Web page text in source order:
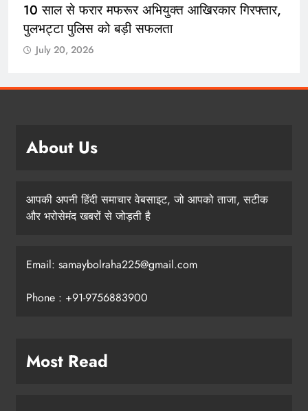
10 साल से फरार मफरूर अभियुक्त आखिरकार गिरफ्तार,
पुलभट्टा पुलिस को बड़ी सफलता
July 20, 2026
About Us
आपकी अपनी हिंदी समाचार वेबसाइट, जो आपको ताजा, सटीक
और भरोसेमंद खबरों से जोड़ती है
Email: samaybolraha225@gmail.com
Phone : +91-9756883900
Most Read